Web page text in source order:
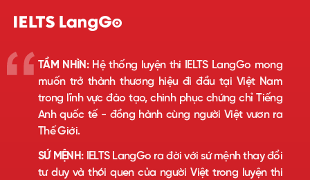
TẦM NHÌN:Hệ thống luyện thi IELTS LangGo mong
muốn trở thành thương hiệu đi đầu tại Việt Nam
trong lĩnh vực đào tạo, chinh phục chứng chỉ Tiếng
Anh quốc tế - đồng hành cùng người Việt vươn ra
Thế Giới.
SỨ MỆNH:IELTS LangGo ra đời với sứ mệnh thay đổi
tư duy và thói quen của người Việt trong luyện thi